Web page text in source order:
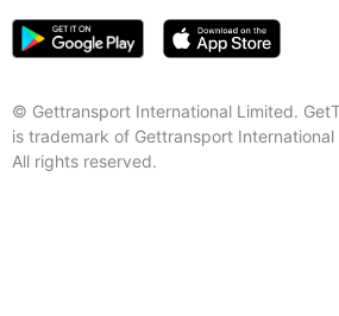
© Gettransport International Limited.
is trademark of Gettransport International
All rights reserved.